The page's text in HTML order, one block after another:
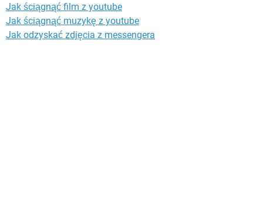
Jak ściągnąć film z youtube
Jak ściągnąć muzykę z youtube
Jak odzyskać zdjęcia z messengera